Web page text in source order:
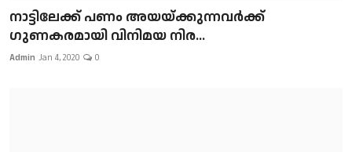
നാട്ടിലേക്ക് പണം അയയ്ക്കുന്നവർക്ക്
ഗുണകരമായി വിനിമയ നിര...
Admin Jan 4, 2020 0